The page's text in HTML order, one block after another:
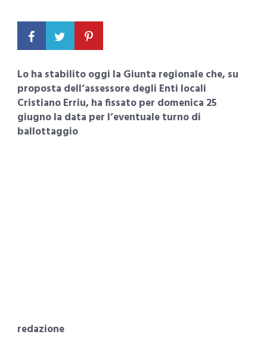
Lo ha stabilito oggi la Giunta regionale che, su
proposta dell’assessore degli Enti locali
Cristiano Erriu, ha fissato per domenica 25
giugno la data per l’eventuale turno di
ballottaggio
redazione